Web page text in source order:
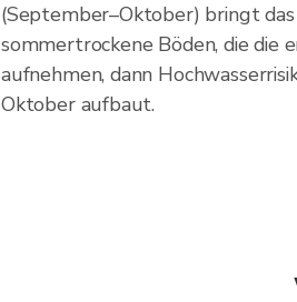
(September–Oktober) bringt
sommertrockene Böden, die die
aufnehmen, dann
Oktober aufbaut.